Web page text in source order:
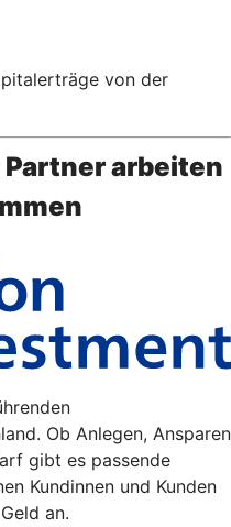
von der
arbeiten
Ob Anlegen, Ansparen
gibt es passende
Kundinnen und Kunden
an.